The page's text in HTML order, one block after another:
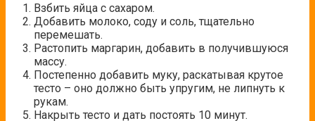
Взбить яйца с сахаром.
Добавить молоко, соду и соль, тщательно
перемешать.
Растопить маргарин, добавить в получившуюся
массу.
Постепенно добавить муку, раскатывая крутое
тесто – оно должно быть упругим, не липнуть к
рукам.
Накрыть тесто и дать постоять 10 минут.